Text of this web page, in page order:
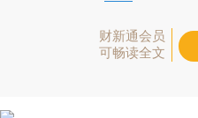
财新通会员
可畅读全文